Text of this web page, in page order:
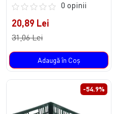
0 opinii
20,89 Lei
31,06 Lei
Adaugă în Coş
-54.9%